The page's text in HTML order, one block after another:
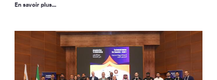
En savoir plus...